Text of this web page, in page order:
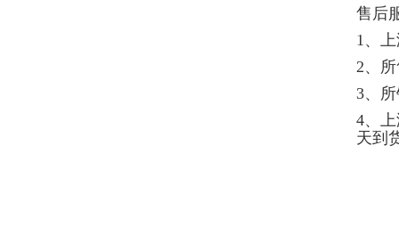
售后
1、
2、
3、
4、
天到